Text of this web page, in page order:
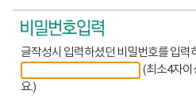
글작성시 입력하셨던 비밀번호를 입력
(최소4자이
요.)